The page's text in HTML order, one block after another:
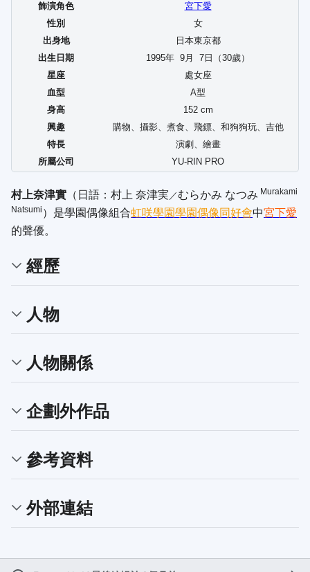
飾演角色
宮下愛
性別
女
出身地
日本東京都
出生日期
1995年 9月 7日（30歲）
星座
處女座
血型
A型
身高
152 cm
興趣
購物、攝影、煮食、飛鏢、和狗狗玩、吉他
特長
演劇、繪畫
所屬公司
YU-RIN PRO
村上奈津實 （日語： 村上 奈津実 ／むらかみ なつみ Murakami
Natsumi ）是學園偶像組合虹咲學園學園偶像同好會中宮下愛
的聲優。
經歷
人物
人物關係
企劃外作品
參考資料
外部連結